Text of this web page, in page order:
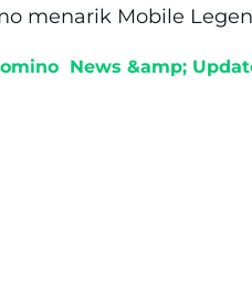
menarik Mobile
News &amp;